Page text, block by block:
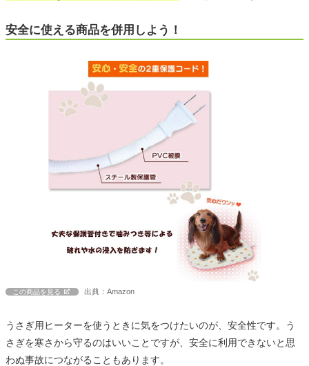
安全に使える商品を併用しよう！
この商品を見る 出典：Amazon
うさぎ用ヒーターを使うときに気をつけたいのが、安全性です。う
さぎを寒さから守るのはいいことですが、安全に利用できないと思
わぬ事故につながることもあります。